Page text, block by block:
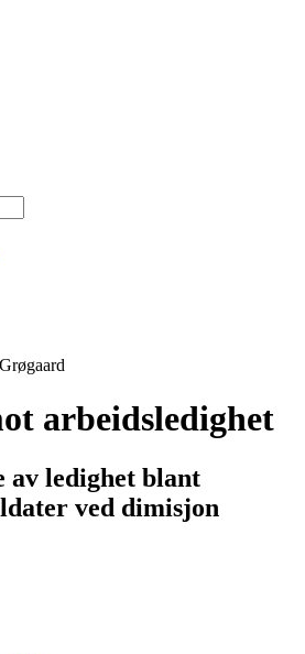
arbeidsledighet
av ledighet blant
ved dimisjon